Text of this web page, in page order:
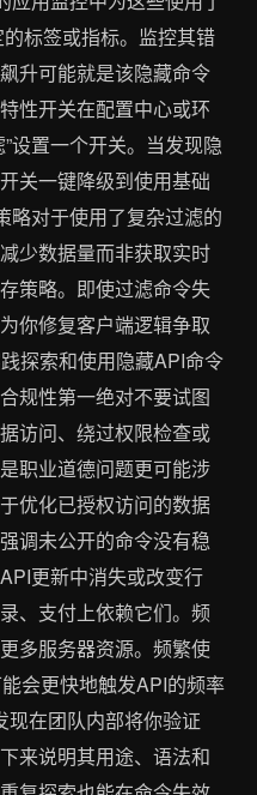
标签或指标。监控其错
升可能就是该隐藏命令
性开关在配置中心或环
设置一个开关。当发现隐
关一键降级到使用基础
略对于使用了复杂过滤的
少数据量而非获取实时
策略。即使过滤命令失
你修复客户端逻辑争取
探索和使用隐藏API命令
规性第一绝对不要试图
访问、绕过权限检查或
职业道德问题更可能涉
优化已授权访问的数据
调未公开的命令没有稳
更新中消失或改变行
、支付上依赖它们。频
多服务器资源。频繁使
会更快地触发API的频率
现在团队内部将你验证
来说明其用途、语法和